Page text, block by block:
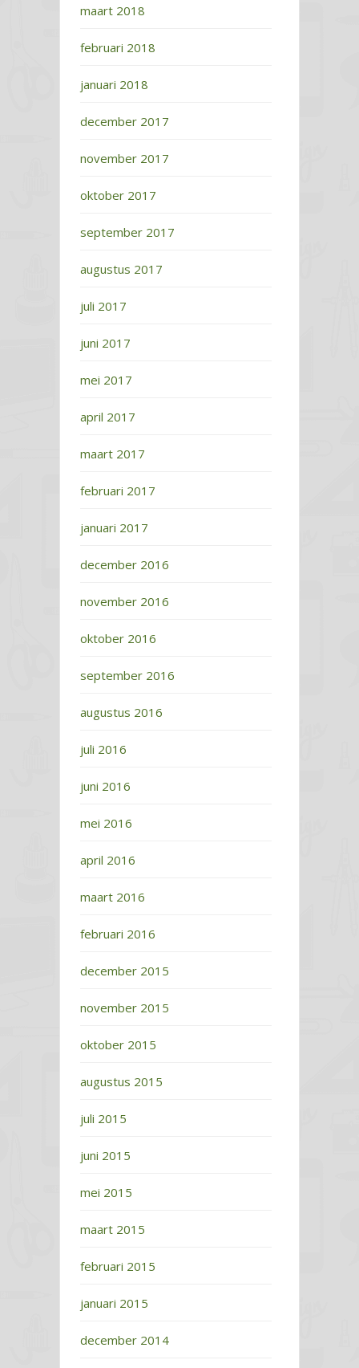
maart 2018
februari 2018
januari 2018
december 2017
november 2017
oktober 2017
september 2017
augustus 2017
juli 2017
juni 2017
mei 2017
april 2017
maart 2017
februari 2017
januari 2017
december 2016
november 2016
oktober 2016
september 2016
augustus 2016
juli 2016
juni 2016
mei 2016
april 2016
maart 2016
februari 2016
december 2015
november 2015
oktober 2015
augustus 2015
juli 2015
juni 2015
mei 2015
maart 2015
februari 2015
januari 2015
december 2014